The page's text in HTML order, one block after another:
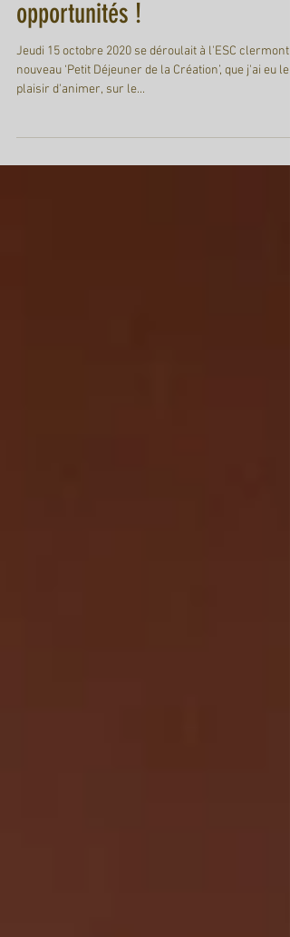
Créateurs : déceler et gérer les
opportunités !
Jeudi 15 octobre 2020 se déroulait à l'ESC clermont
plaisir d'animer, sur le...